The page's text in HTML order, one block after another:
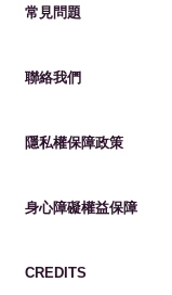
常見問題
聯絡我們
隱私權保障政策
身心障礙權益保障
CREDITS